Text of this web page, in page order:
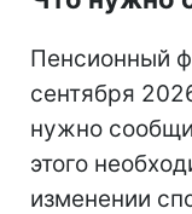
Пенсионный
сентября
нужно
этого
изменении